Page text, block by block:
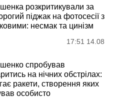
розкритикували за
піджак на фотосесії з
несмак та цинізм
17:51 14.08
спробував
на нічних обстрілах:
ракети, створення яких
особисто